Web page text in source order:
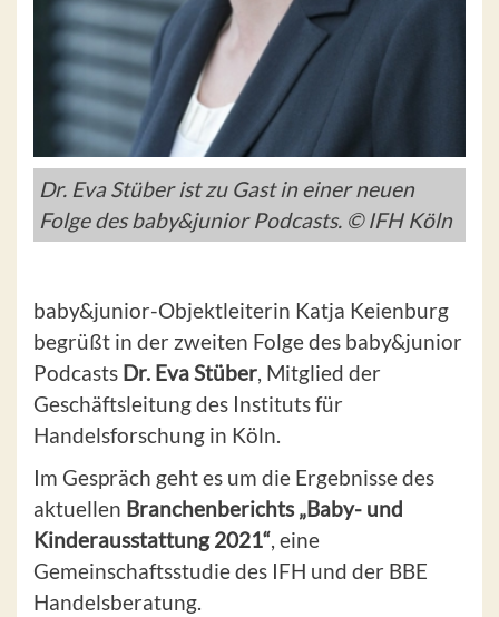
Dr. Eva Stüber ist zu Gast in einer neuen
Folge des baby&junior Podcasts. © IFH Köln
baby&junior-Objektleiterin Katja Keienburg
begrüßt in der zweiten Folge des baby&junior
Podcasts Dr. Eva Stüber, Mitglied der
Geschäftsleitung des Instituts für
Handelsforschung in Köln.
Im Gespräch geht es um die Ergebnisse des
aktuellen Branchenberichts „Baby- und
Kinderausstattung 2021“, eine
Gemeinschaftsstudie des IFH und der BBE
Handelsberatung.